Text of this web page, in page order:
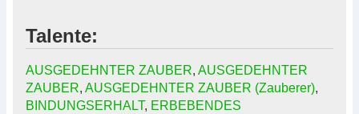
Talente:
AUSGEDEHNTER ZAUBER, AUSGEDEHNTER
ZAUBER, AUSGEDEHNTER ZAUBER (Zauberer),
BINDUNGSERHALT, ERBEBENDES